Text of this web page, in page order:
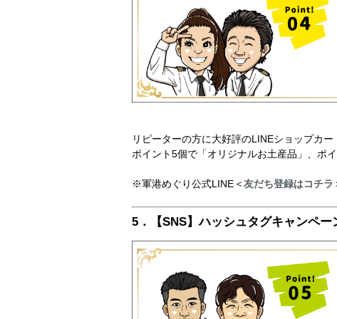
リピーターの方に大好評のLINEショップカー
ポイント5個で「オリジナルお土産品」、ポ
※軍港めぐり公式LINE＜友だち登録はコチラ
5．【SNS】ハッシュタグキャンペー